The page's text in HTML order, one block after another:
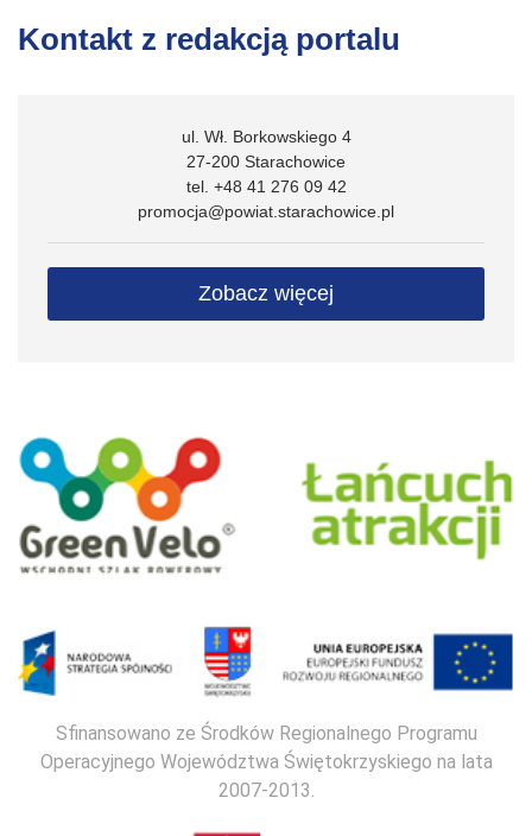
Kontakt z redakcją portalu
ul. Wł. Borkowskiego 4
27-200 Starachowice
tel. +48 41 276 09 42
promocja@powiat.starachowice.pl
Zobacz więcej
Sfinansowano ze Środków Regionalnego Programu
Operacyjnego Województwa Świętokrzyskiego na lata
2007-2013.